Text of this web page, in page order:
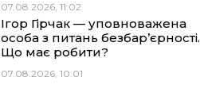
07.08.2026, 11:02
Ігор Гірчак — уповноважена
особа з питань безбар’єрності.
Що має робити?
07.08.2026, 10:01